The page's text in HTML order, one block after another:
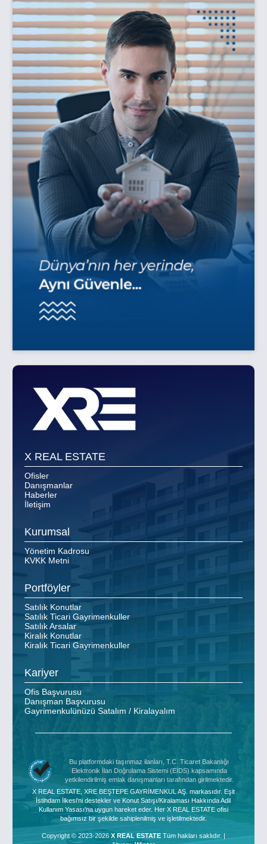
X REAL ESTATE
Ofisler
Danışmanlar
Haberler
İletişim
Kurumsal
Yönetim Kadrosu
KVKK Metni
Portföyler
Satılık Konutlar
Satılık Ticari Gayrimenkuller
Satılık Arsalar
Kiralık Konutlar
Kiralık Ticari Gayrimenkuller
Kariyer
Ofis Başvurusu
Danışman Başvurusu
Gayrimenkulünüzü Satalım / Kiralayalım
Bu platformdaki taşınmaz ilanları, T.C. Ticaret Bakanlığı
Elektronik İlan Doğrulama Sistemi (EİDS) kapsamında
yetkilendirilmiş emlak danışmanları tarafından girilmektedir.
X REAL ESTATE, XRE BEŞTEPE GAYRİMENKUL AŞ. markasıdır. Eşit
İstihdam İlkesi'ni destekler ve Konut Satışı/Kiralaması Hakkında Adil
Kullanım Yasası'na uygun hareket eder. Her X REAL ESTATE ofisi
bağımsız bir şekilde sahiplenilmiş ve işletilmektedir.
Copyright © 2023-2026X REAL ESTATETüm hakları saklıdır. |